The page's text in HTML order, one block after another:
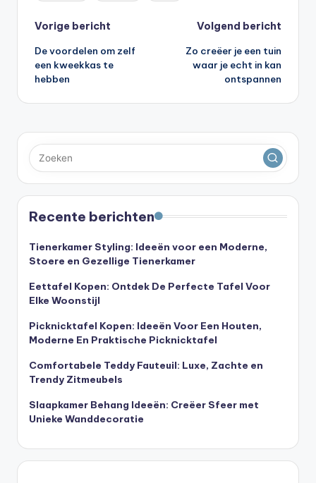
Bericht
navigatie
Vorige bericht
De voordelen om zelf
een kweekkas te
hebben
Volgend bericht
Zo creëer je een tuin
waar je echt in kan
ontspannen
Recente berichten
Tienerkamer Styling: Ideeën voor een Moderne,
Stoere en Gezellige Tienerkamer
Eettafel Kopen: Ontdek De Perfecte Tafel Voor
Elke Woonstijl
Picknicktafel Kopen: Ideeën Voor Een Houten,
Moderne En Praktische Picknicktafel
Comfortabele Teddy Fauteuil: Luxe, Zachte en
Trendy Zitmeubels
Slaapkamer Behang Ideeën: Creëer Sfeer met
Unieke Wanddecoratie